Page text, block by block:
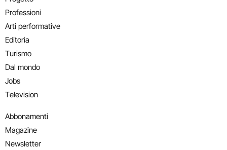
Professioni
Arti performative
Editoria
Turismo
Dal mondo
Jobs
Television
Abbonamenti
Magazine
Newsletter